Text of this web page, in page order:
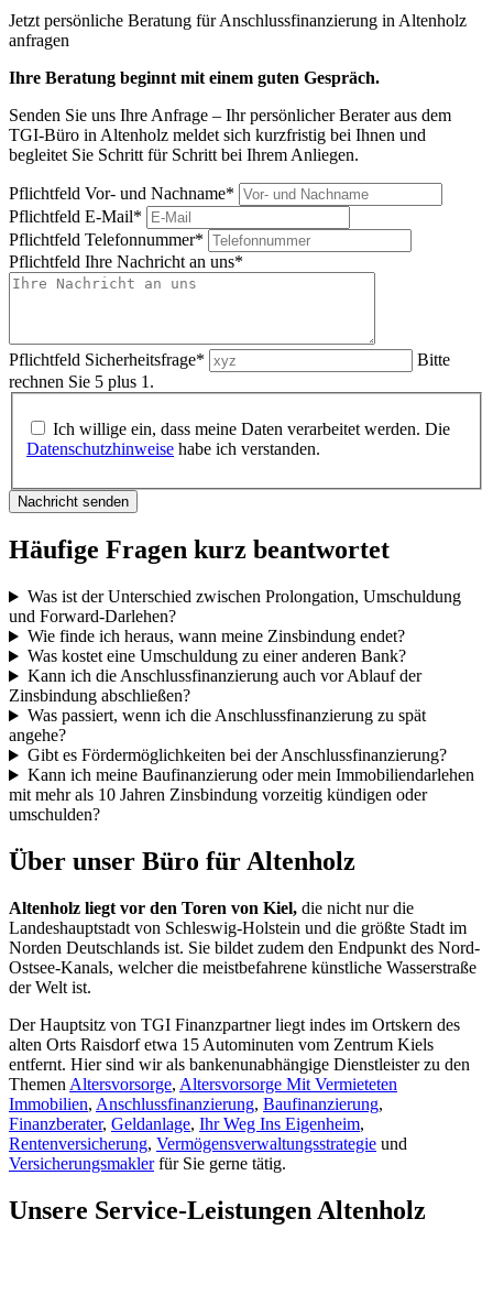
Jetzt persönliche Beratung fürAnschlussfinanzierung in Altenholz
anfragen
Ihre Beratung beginnt mit einem guten Gespräch.
Senden Sie uns Ihre Anfrage – Ihr persönlicher Berater aus dem
TGI-Büro in Altenholz meldet sich kurzfristig bei Ihnen und
begleitet Sie Schritt für Schritt bei Ihrem Anliegen.
Pflichtfeld Vor- und Nachname*
Pflichtfeld E-Mail*
Pflichtfeld Telefonnummer*
Pflichtfeld Ihre Nachricht an uns*
Pflichtfeld Sicherheitsfrage*
Bitte
rechnen Sie 5 plus 1.
Ich willige ein, dass meine Daten verarbeitet werden. Die
Datenschutzhinweise habe ich verstanden.
Nachricht senden
Häufige Fragen kurz beantwortet
Was ist der Unterschied zwischen Prolongation, Umschuldung
und Forward-Darlehen?
Wie finde ich heraus, wann meine Zinsbindung endet?
Was kostet eine Umschuldung zu einer anderen Bank?
Kann ich die Anschlussfinanzierung auch vor Ablauf der
Zinsbindung abschließen?
Was passiert, wenn ich die Anschlussfinanzierung zu spät
angehe?
Gibt es Fördermöglichkeiten bei der Anschlussfinanzierung?
Kann ich meine Baufinanzierung oder mein Immobiliendarlehen
mit mehr als 10 Jahren Zinsbindung vorzeitig kündigen oder
umschulden?
Über unser Büro für Altenholz
Altenholz liegt vor den Toren von Kiel, die nicht nur die
Landeshauptstadt von Schleswig-Holstein und die größte Stadt im
Norden Deutschlands ist. Sie bildet zudem den Endpunkt des Nord-
Ostsee-Kanals, welcher die meistbefahrene künstliche Wasserstraße
der Welt ist.
Der Hauptsitz von TGI Finanzpartner liegt indes im Ortskern des
alten Orts Raisdorf etwa 15 Autominuten vom Zentrum Kiels
entfernt. Hier sind wir als bankenunabhängige Dienstleister zu den
Themen Altersvorsorge, Altersvorsorge Mit Vermieteten
Immobilien, Anschlussfinanzierung, Baufinanzierung,
Finanzberater, Geldanlage, Ihr Weg Ins Eigenheim,
Rentenversicherung, Vermögensverwaltungsstrategie und
Versicherungsmaklerfür Sie gerne tätig.
Unsere Service-Leistungen Altenholz